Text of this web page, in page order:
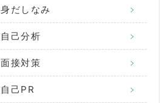
身だしなみ
自己分析
面接対策
自己PR